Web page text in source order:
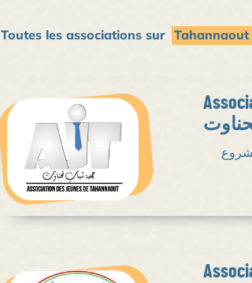
Toutes les associations sur Tahannaout